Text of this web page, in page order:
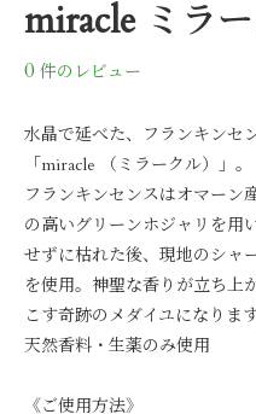
miracle ミラ
0 件のレビュー
水晶で延べた、フランキンセ
「miracle （ミラークル）」。
フランキンセンスはオマーン
の高いグリーンホジャリを用
せずに枯れた後、現地のシャ
を使用。神聖な香りが立ち上
こす奇跡のメダイユになりま
天然香料・生薬のみ使用
《ご使用方法》